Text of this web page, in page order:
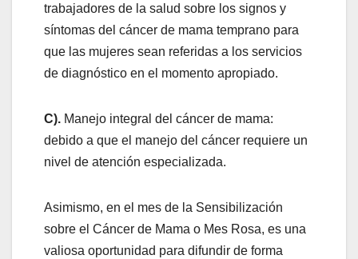
trabajadores de la salud sobre los signos y
síntomas del cáncer de mama temprano para
que las mujeres sean referidas a los servicios
de diagnóstico en el momento apropiado.
C). Manejo integral del cáncer de mama:
debido a que el manejo del cáncer requiere un
nivel de atención especializada.
Asimismo, en el mes de la Sensibilización
sobre el Cáncer de Mama o Mes Rosa, es una
valiosa oportunidad para difundir de forma